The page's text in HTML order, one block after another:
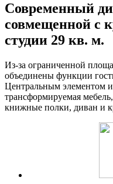
Современный
совмещенной с
студии 29 кв. м.
Из-за ограниченной
объединены функции
Центральным элементом
трансформируемая
книжные полки, диван и